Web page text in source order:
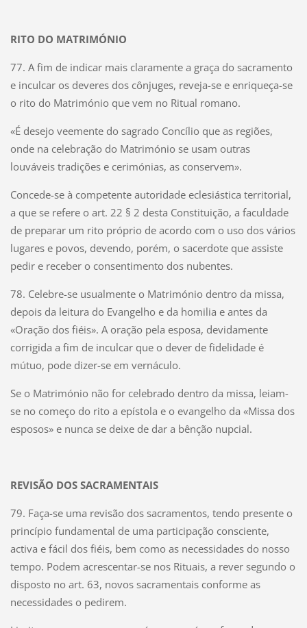
RITO DO MATRIMÓNIO
77. A fim de indicar mais claramente a graça do sacramento
e inculcar os deveres dos cônjuges, reveja-se e enriqueça-se
o rito do Matrimónio que vem no Ritual romano.
«É desejo veemente do sagrado Concílio que as regiões,
onde na celebração do Matrimónio se usam outras
louváveis tradições e cerimónias, as conservem».
Concede-se à competente autoridade eclesiástica territorial,
a que se refere o art. 22 § 2 desta Constituição, a faculdade
de preparar um rito próprio de acordo com o uso dos vários
lugares e povos, devendo, porém, o sacerdote que assiste
pedir e receber o consentimento dos nubentes.
78. Celebre-se usualmente o Matrimónio dentro da missa,
depois da leitura do Evangelho e da homilia e antes da
«Oração dos fiéis». A oração pela esposa, devidamente
corrigida a fim de inculcar que o dever de fidelidade é
mútuo, pode dizer-se em vernáculo.
Se o Matrimónio não for celebrado dentro da missa, leiam-
se no começo do rito a epístola e o evangelho da «Missa dos
esposos» e nunca se deixe de dar a bênção nupcial.
REVISÃO DOS SACRAMENTAIS
79. Faça-se uma revisão dos sacramentos, tendo presente o
princípio fundamental de uma participação consciente,
activa e fácil dos fiéis, bem como as necessidades do nosso
tempo. Podem acrescentar-se nos Rituais, a rever segundo o
disposto no art. 63, novos sacramentais conforme as
necessidades o pedirem.